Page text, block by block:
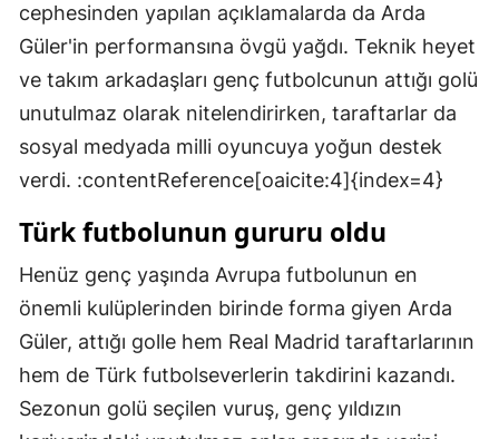
Rize
Sakarya
Samsun
Siirt
Sinop
Sivas
Tekirdağ
Tokat
Trabzon
Tunceli
cephesinden yapılan açıklamalarda da Arda
Güler'in performansına övgü yağdı. Teknik heyet
ve takım arkadaşları genç futbolcunun attığı golü
unutulmaz olarak nitelendirirken, taraftarlar da
sosyal medyada milli oyuncuya yoğun destek
verdi. :contentReference[oaicite:4]{index=4}
Türk futbolunun gururu oldu
Henüz genç yaşında Avrupa futbolunun en
önemli kulüplerinden birinde forma giyen Arda
Güler, attığı golle hem Real Madrid taraftarlarının
hem de Türk futbolseverlerin takdirini kazandı.
Sezonun golü seçilen vuruş, genç yıldızın